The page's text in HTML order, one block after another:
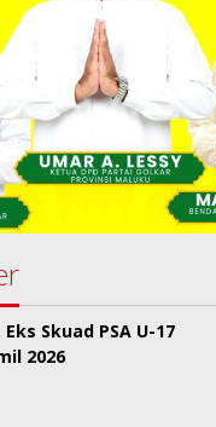
Skuad PSA U-17
2026